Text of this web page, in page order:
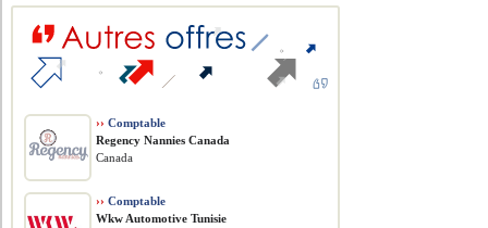
›› Comptable
Regency Nannies Canada
Canada
›› Comptable
Wkw Automotive Tunisie